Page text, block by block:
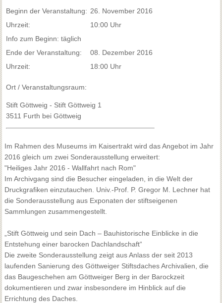
Beginn der Veranstaltung: 26. November 2016
Uhrzeit:
10:00 Uhr
Info zum Beginn: täglich
Ende der Veranstaltung:
08. Dezember 2016
Uhrzeit:
18:00 Uhr
Ort / Veranstaltungsraum:
Stift Göttweig - Stift Göttweig 1
3511 Furth bei Göttweig
Im Rahmen des Museums im Kaisertrakt wird das Angebot im Jahr
2016 gleich um zwei Sonderausstellung erweitert:
"Heiliges Jahr 2016 - Wallfahrt nach Rom"
Im Archivgang sind die Besucher eingeladen, in die Welt der
Druckgrafiken einzutauchen. Univ.-Prof. P. Gregor M. Lechner hat
die Sonderausstellung aus Exponaten der stiftseigenen
Sammlungen zusammengestellt.
„Stift Göttweig und sein Dach – Bauhistorische Einblicke in die
Entstehung einer barocken Dachlandschaft“
Die zweite Sonderausstellung zeigt aus Anlass der seit 2013
laufenden Sanierung des Göttweiger Stiftsdaches Archivalien, die
das Baugeschehen am Göttweiger Berg in der Barockzeit
dokumentieren und zwar insbesondere im Hinblick auf die
Errichtung des Daches.